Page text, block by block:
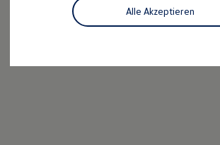
Unternehmen
Karriere
Nachhaltigkeit
Alle Akzeptieren